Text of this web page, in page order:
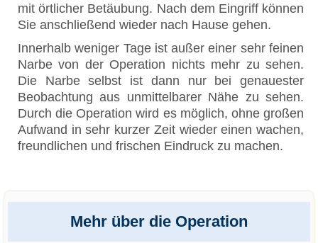
mit örtlicher Betäubung. Nach dem Eingriff können
Sie anschließend wieder nach Hause gehen.
Innerhalb weniger Tage ist außer einer sehr feinen
Narbe von der Operation nichts mehr zu sehen.
Die Narbe selbst ist dann nur bei genauester
Beobachtung aus unmittelbarer Nähe zu sehen.
Durch die Operation wird es möglich, ohne großen
Aufwand in sehr kurzer Zeit wieder einen wachen,
freundlichen und frischen Eindruck zu machen.
Mehr über die Operation